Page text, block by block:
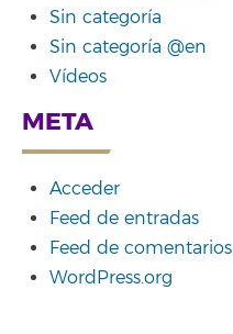
Sin categoría
Sin categoría @en
Vídeos
META
Acceder
Feed de entradas
Feed de comentarios
WordPress.org